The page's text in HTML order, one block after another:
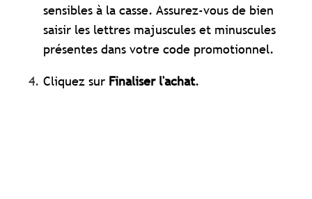
sensibles à la casse. Assurez-vous de bien
saisir les lettres majuscules et minuscules
présentes dans votre code promotionnel.
Cliquez sur Finaliser l'achat.